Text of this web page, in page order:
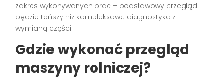
zakres wykonywanych prac – podstawowy przegląd
będzie tańszy niż kompleksowa diagnostyka z
wymianą części.
Gdzie wykonać przegląd
maszyny rolniczej?